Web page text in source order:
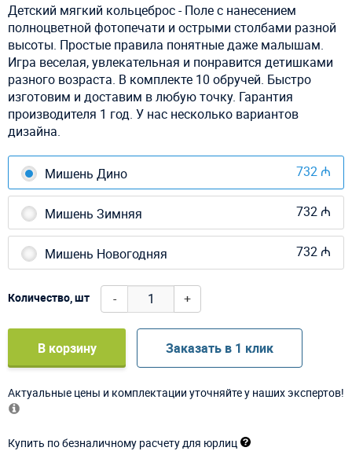
Детский мягкий кольцеброс - Поле с нанесением
полноцветной фотопечати и острыми столбами разной
высоты. Простые правила понятные даже малышам.
Игра веселая, увлекательная и понравится детишками
разного возраста. В комплекте 10 обручей. Быстро
изготовим и доставим в любую точку. Гарантия
производителя 1 год. У нас несколько вариантов
дизайна.
Мишень Дино 732 ₼
Мишень Зимняя 732 ₼
Мишень Новогодняя 732 ₼
Количество, шт - +
В корзину Заказать в 1 клик
Актуальные цены и комплектации уточняйте у наших экспертов!
Купить по безналичному расчету для юрлиц